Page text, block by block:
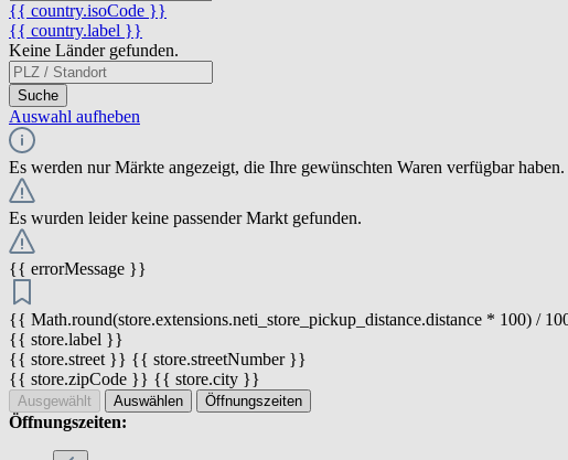
{{ country.isoCode }}
{{ country.label }}
Keine Länder gefunden.
Suche
Auswahl aufheben
Es werden nur Märkte angezeigt, die Ihre gewünschten Waren verfügbar haben.
Es wurden leider keine passender Markt gefunden.
{{ errorMessage }}
{{ Math.round(store.extensions.neti_store_pickup_distance.distance * 100) /
{{ store.label }}
{{ store.street }} {{ store.streetNumber }}
{{ store.zipCode }} {{ store.city }}
Ausgewählt Auswählen Öffnungszeiten
Öffnungszeiten: